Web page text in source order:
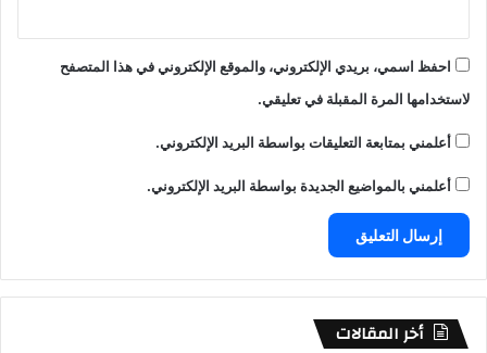
احفظ اسمي، بريدي الإلكتروني، والموقع الإلكتروني في هذا المتصفح
لاستخدامها المرة المقبلة في تعليقي.
أعلمني بمتابعة التعليقات بواسطة البريد الإلكتروني.
أعلمني بالمواضيع الجديدة بواسطة البريد الإلكتروني.
أخر المقالات